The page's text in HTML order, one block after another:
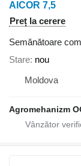
AlCOR 7,5
Preț la cerere
Semănătoare
Stare nou
Moldova
Agromehanizm